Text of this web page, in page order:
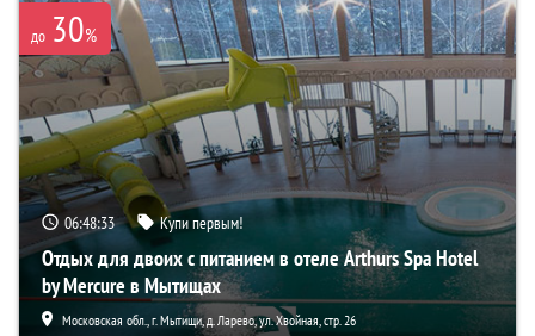
до 30%
06:48:31 Купи первым!
Отдых для двоих с питанием в отеле Arthurs Spa Hotel
by Mercure в Мытищах
Московская обл., г. Мытищи, д. Ларево, ул. Хвойная, стр. 26